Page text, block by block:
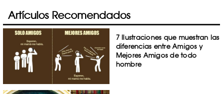
Artículos Recomendados
7 Ilustraciones que muestran las
diferencias entre Amigos y
Mejores Amigos de todo
hombre